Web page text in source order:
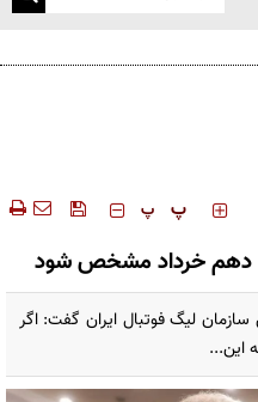
‍‍‍ پ پ
تا دهم خرداد مشخص شود
لیگ فوتبال ایران گفت: اگر
این...